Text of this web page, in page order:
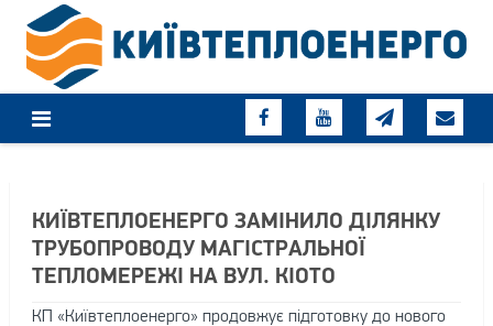
content
КИЇВТЕПЛОЕНЕРГО ЗАМІНИЛО ДІЛЯНКУ
ТРУБОПРОВОДУ МАГІСТРАЛЬНОЇ
ТЕПЛОМЕРЕЖІ НА ВУЛ. КІОТО
КП «Київтеплоенерго» продовжує підготовку до нового